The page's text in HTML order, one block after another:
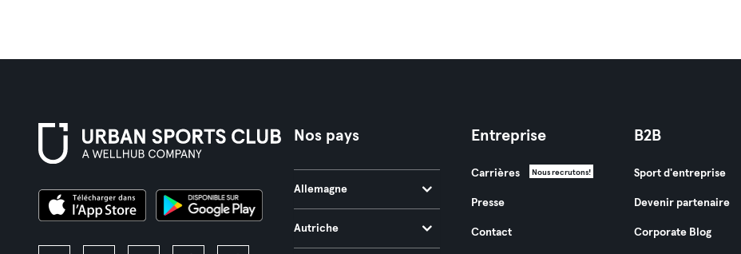
Nos pays
Allemagne
Autriche
Entreprise
Carrières Nous recrutons!
Presse
Contact
B2B
Sport d'entreprise
Devenir partenaire
Corporate Blog